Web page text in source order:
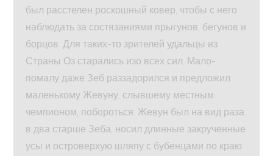
был расстелен роскошный ковер, чтобы с него
наблюдать за состязаниями прыгунов, бегунов и
борцов. Для таких-то зрителей удальцы из
Страны Оз старались изо всех сил. Мало-
помалу даже Зеб раззадорился и предложил
маленькому Жевуну, слывшему местным
чемпионом, побороться. Жевун был на вид раза
в два старше Зеба, носил длинные закрученные
усы и островерхую шляпу с бубенцами по краю